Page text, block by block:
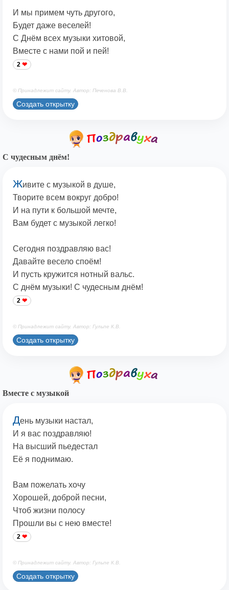
И мы примем чуть другого,
Будет даже веселей!
С Днём всех музыки хитовой,
Вместе с нами пой и пей!
2
© Принадлежит сайту. Автор: Печенова В.В.
Создать открытку
С чудесным днём!
Живите с музыкой в душе,
Творите всем вокруг добро!
И на пути к большой мечте,
Вам будет с музыкой легко!
Сегодня поздравляю вас!
Давайте весело споём!
И пусть кружится нотный вальс.
С днём музыки! С чудесным днём!
2
© Принадлежит сайту. Автор: Гульпе К.В.
Создать открытку
Вместе с музыкой
День музыки настал,
И я вас поздравляю!
На высший пьедестал
Её я поднимаю.
Вам пожелать хочу
Хорошей, доброй песни,
Чтоб жизни полосу
Прошли вы с нею вместе!
2
© Принадлежит сайту. Автор: Гульпе К.В.
Создать открытку